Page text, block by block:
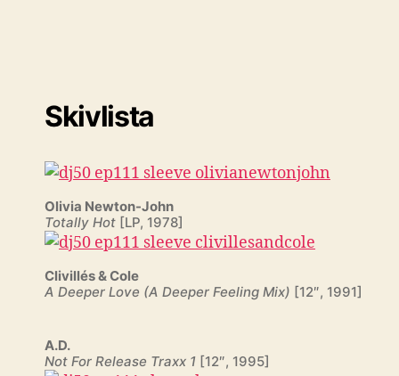
Skivlista
Olivia Newton-John
Totally Hot [LP, 1978]
Clivillés & Cole
A Deeper Love (A Deeper Feeling Mix) [12″, 1991]
A.D.
Not For Release Traxx 1 [12″, 1995]